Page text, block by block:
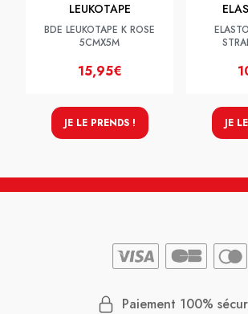
LEUKOTAPE
BDE LEUKOTAPE K ROSE
5CMX5M
15,95€
JE LE PRENDS ! JE
Paiement 100%